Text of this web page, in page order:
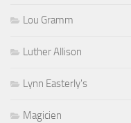
Lou Gramm
Luther Allison
Lynn Easterly's
Magicien